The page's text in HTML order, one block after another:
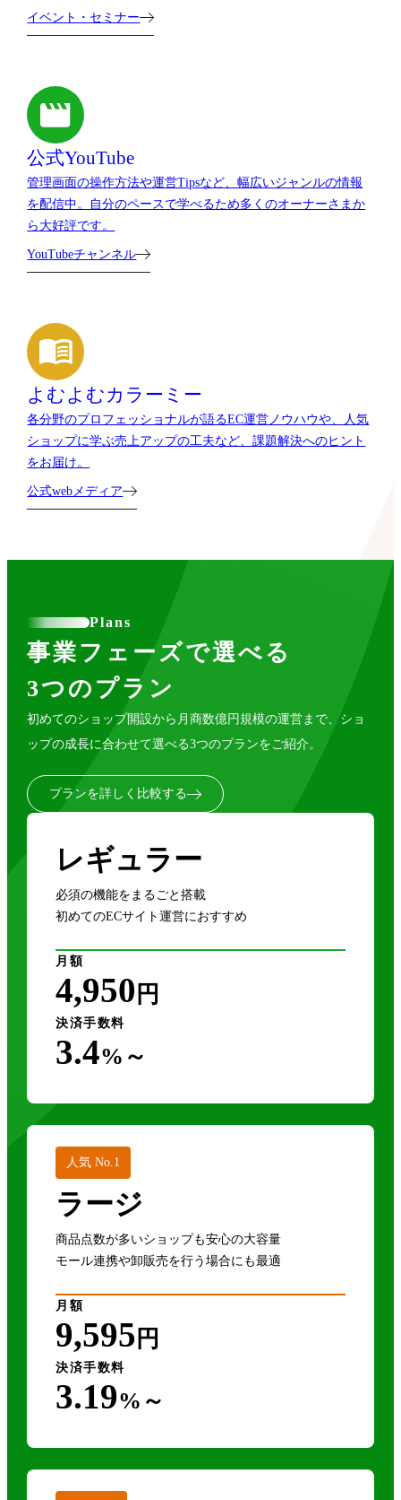
イベント・セミナー
公式YouTube
管理画面の操作方法や運営Tipsなど、幅広いジャンルの情報
を配信中。自分のペースで学べるため多くのオーナーさまか
ら大好評です。
YouTubeチャンネル
よむよむカラーミー
各分野のプロフェッショナルが語るEC運営ノウハウや、人気
ショップに学ぶ売上アップの工夫など、課題解決へのヒント
をお届け。
公式webメディア
Plans
事業フェーズで選べる
3つのプラン
初めてのショップ開設から月商数億円規模の運営まで、ショ
ップの成長に合わせて選べる3つのプランをご紹介。
プランを詳しく比較する
レギュラー
必須の機能をまるごと搭載
初めてのECサイト運営におすすめ
月額
4,950 円
決済手数料
3.4%～
人気 No.1
ラージ
商品点数が多いショップも安心の大容量
モール連携や卸販売を行う場合にも最適
月額
9,595 円
決済手数料
3.19%～